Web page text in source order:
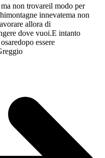
non trovareil modo per
innevatema non
allora di
dove vuoi.E intanto
essere